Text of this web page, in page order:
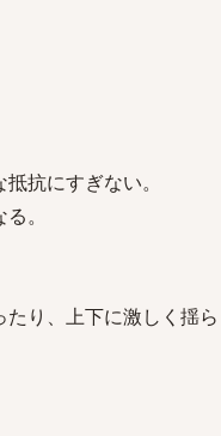
抗にすぎない。
。
り、上下に激しく揺